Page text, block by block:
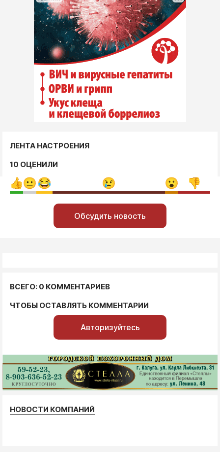
ЛЕНТА НАСТРОЕНИЯ
10 ОЦЕНИЛИ
Обсудить новость
ВСЕГО: 0 КОММЕНТАРИЕВ
ЧТОБЫ ОСТАВЛЯТЬ КОММЕНТАРИИ
Авторизуйтесь
НОВОСТИ КОМПАНИЙ